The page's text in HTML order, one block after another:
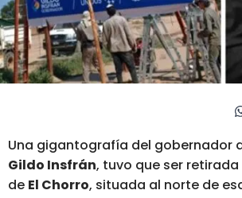
Una gigantografía del gobernador
Gildo Insfrán, tuvo que ser
de El Chorro, situada al norte de